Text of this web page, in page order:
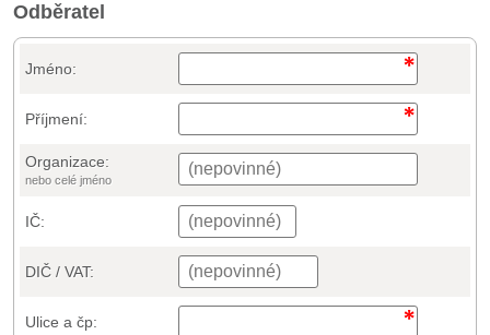
Odběratel
Jméno:
Příjmení:
Organizace:
nebo celé jméno
IČ:
DIČ / VAT:
Ulice a čp: